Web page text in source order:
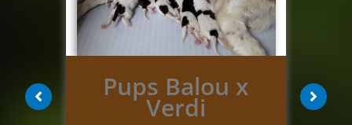
Pups Balou x
Verdi